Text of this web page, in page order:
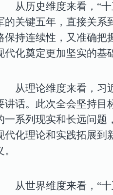
从历史维度来看， “
的关键五年，直接关系
保持连续性，又准确把
代化奠定更加坚实的基
从理论维度来看 ， 习
讲话。此次全会坚持目
一系列现实和长远问题
代化理论和实践拓展到
。
从世界维度来看， “